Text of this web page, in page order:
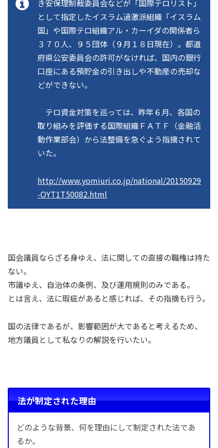
き安保理制裁委員会などが「国際テロリスト」
として指定したイスラム過激派組織「イスラム
国」や国際テロ組織アル・カーイダの関係者ら
３７０人、９５団体（９月１８日現在）。都道
府県公安委員会の許可がなければ、国内の銀行
口座にある預貯金の引き出しや不動産の売却な
どができない。
テロ資金対策を巡っては、昨年６月、各国の
取り組みを評価する国際組織ＦＡＴＦ（金融活
動作業部会）から法整備を急ぐよう指摘されて
いた。
http://www.yomiuri.co.jp/national/20150929
-OYT1T50082.html
国会議員ならざる身ゆえ、法に関しての直接の職権は持た
ない。
市議ゆえ、自治体の条例、及び運用規則のみである。
とは言え、法に瑕疵があると感じれば、その指摘も行う。
国の法律であるが、影響範囲が大であると考えるため、
地方議員として私なりの解説を行いたい。
法が制定された理由
どのような背景、何を理由にして制定された法であ
るか。